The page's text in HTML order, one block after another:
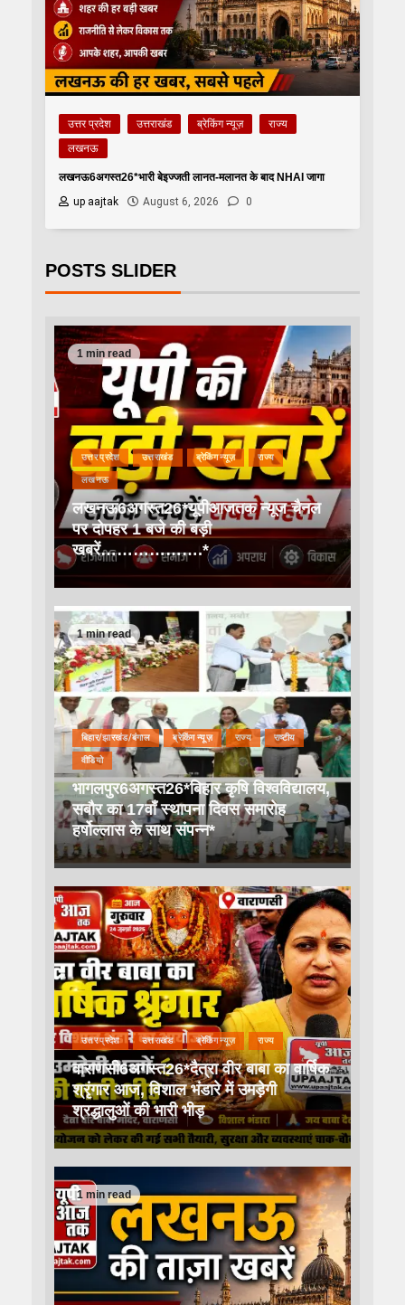
उत्तर प्रदेश उत्तराखंड ब्रेकिंग न्यूज़
राज्य
लखनऊ
लखनऊ6अगस्त26*भारी बेइज्जती लानत-मलानत के बाद NHAI जागा
up aajtak
August 6, 2026 0
POSTS SLIDER
1 min read
उत्तर प्रदेश उत्तराखंड ब्रेकिंग न्यूज़ राज्य
लखनऊ
लखनऊ6अगस्त26*यूपीआजतक न्यूज चैनल
पर दोपहर 1 बजे की बड़ी
खबरें……………….*
1 min read
बिहार/झारखंड/बंगाल ब्रेकिंग न्यूज़ राज्य राष्टीय
वीडियो
भागलपुर6अगस्त26*बिहार कृषि विश्वविद्यालय,
सबौर का 17वाँ स्थापना दिवस समारोह
हर्षोल्लास के साथ संपन्न*
उत्तर प्रदेश उत्तराखंड ब्रेकिंग न्यूज़ राज्य
वाराणसी6अगस्त26*दैत्रा वीर बाबा का वार्षिक
श्रृंगार आज, विशाल भंडारे में उमड़ेगी
श्रद्धालुओं की भारी भीड़
1 min read